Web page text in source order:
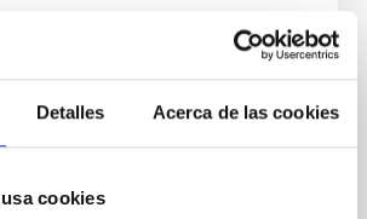
Detalles Acerca de las cookies
cookies
en el ORM de La Palma, Islas